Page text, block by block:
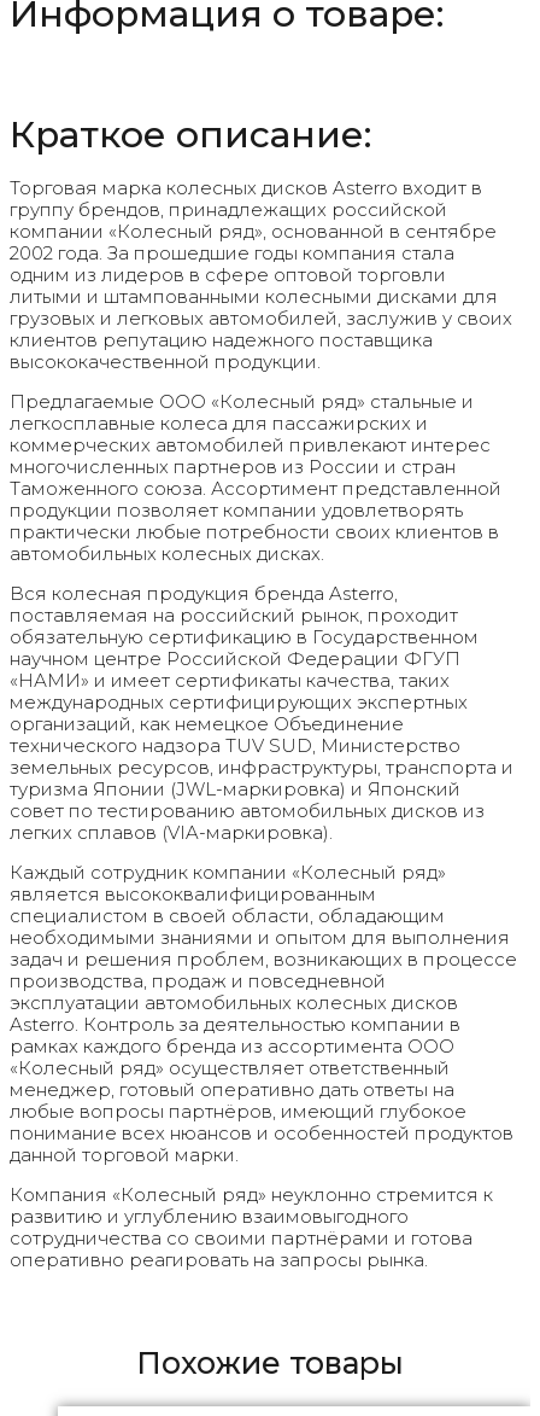
Информация о товаре:
Краткое описание:
Торговая марка колесных дисков Asterro входит в
группу брендов, принадлежащих российской
компании «Колесный ряд», основанной в сентябре
2002 года. За прошедшие годы компания стала
одним из лидеров в сфере оптовой торговли
литыми и штампованными колесными дисками для
грузовых и легковых автомобилей, заслужив у своих
клиентов репутацию надежного поставщика
высококачественной продукции.
Предлагаемые ООО «Колесный ряд» стальные и
легкосплавные колеса для пассажирских и
коммерческих автомобилей привлекают интерес
многочисленных партнеров из России и стран
Таможенного союза. Ассортимент представленной
продукции позволяет компании удовлетворять
практически любые потребности своих клиентов в
автомобильных колесных дисках.
Вся колесная продукция бренда Asterro,
поставляемая на российский рынок, проходит
обязательную сертификацию в Государственном
научном центре Российской Федерации ФГУП
«НАМИ» и имеет сертификаты качества, таких
международных сертифицирующих экспертных
организаций, как немецкое Объединение
технического надзора TUV SUD, Министерство
земельных ресурсов, инфраструктуры, транспорта и
туризма Японии (JWL-маркировка) и Японский
совет по тестированию автомобильных дисков из
легких сплавов (VIA-маркировка).
Каждый сотрудник компании «Колесный ряд»
является высококвалифицированным
специалистом в своей области, обладающим
необходимыми знаниями и опытом для выполнения
задач и решения проблем, возникающих в процессе
производства, продаж и повседневной
эксплуатации автомобильных колесных дисков
Asterro. Контроль за деятельностью компании в
рамках каждого бренда из ассортимента ООО
«Колесный ряд» осуществляет ответственный
менеджер, готовый оперативно дать ответы на
любые вопросы партнёров, имеющий глубокое
понимание всех нюансов и особенностей продуктов
данной торговой марки.
Компания «Колесный ряд» неуклонно стремится к
развитию и углублению взаимовыгодного
сотрудничества со своими партнёрами и готова
оперативно реагировать на запросы рынка.
Похожие товары